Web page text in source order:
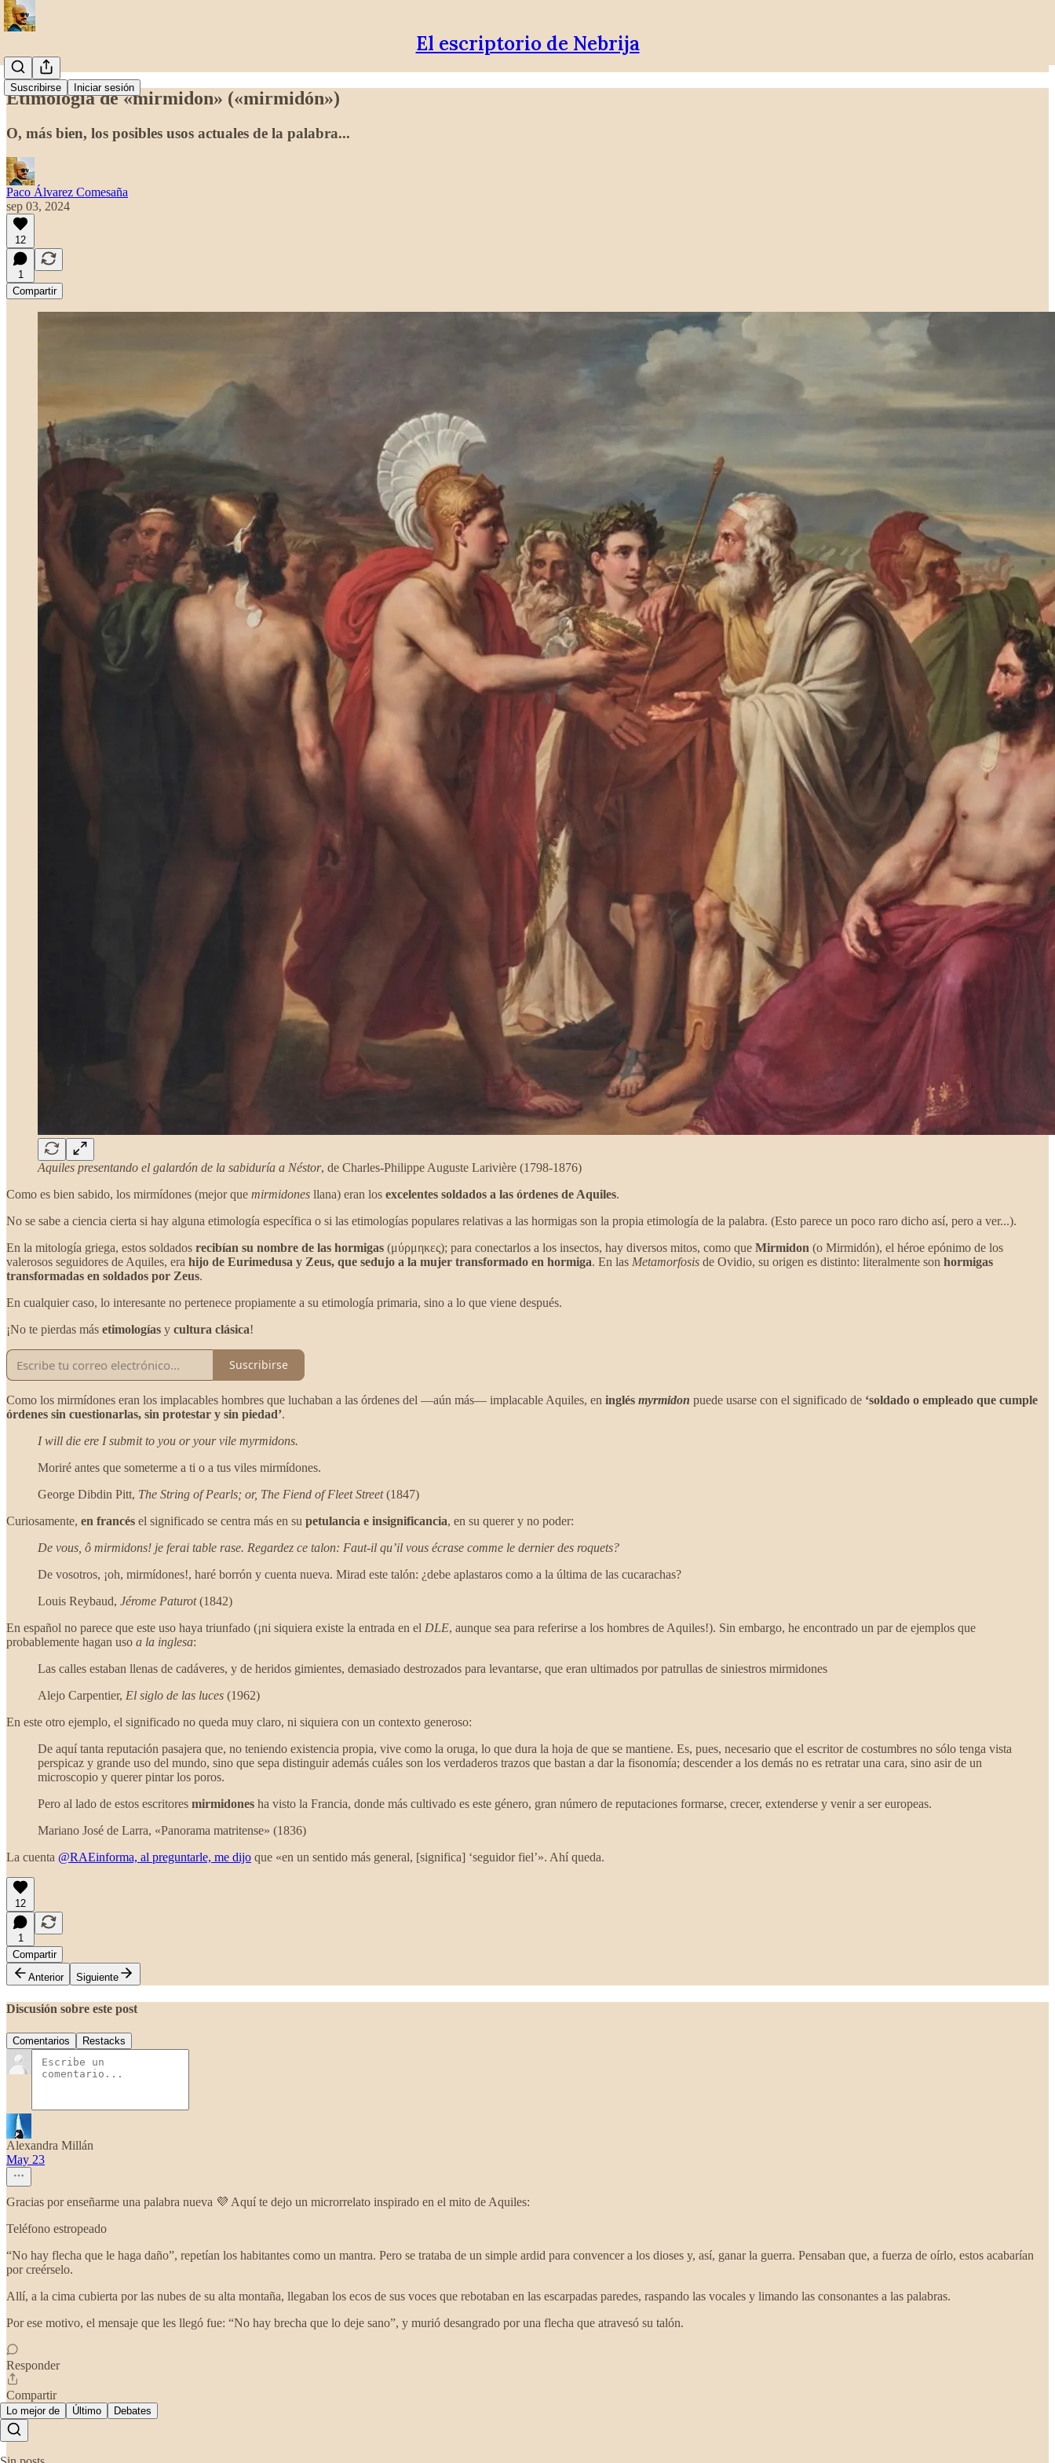
El escriptorio de Nebrija
Suscribirse Iniciar sesión
Etimología de «mirmidon» («mirmidón»)
O, más bien, los posibles usos actuales de la palabra...
Paco Álvarez Comesaña
sep 03, 2024
12
1
Compartir
Aquiles presentando el galardón de la sabiduría a Néstor, de Charles-Philippe Auguste Larivière (1798-1876)
Como es bien sabido, los mirmídones (mejor que mirmidones llana) eran los excelentes soldados a las órdenes de Aquiles.
No se sabe a ciencia cierta si hay alguna etimología específica o si las etimologías populares relativas a las hormigas son la propia etimología de la palabra. (Esto parece un poco raro dicho así, pero a ver...).
En la mitología griega, estos soldados recibían su nombre de las hormigas (μύρμηκες); para conectarlos a los insectos, hay diversos mitos, como que Mirmidon (o Mirmidón), el héroe epónimo de los
valerosos seguidores de Aquiles, era hijo de Eurimedusa y Zeus, que sedujo a la mujer transformado en hormiga. En las Metamorfosis de Ovidio, su origen es distinto: literalmente son hormigas
transformadas en soldados por Zeus.
En cualquier caso, lo interesante no pertenece propiamente a su etimología primaria, sino a lo que viene después.
¡No te pierdas más etimologías y cultura clásica!
Suscribirse
Como los mirmídones eran los implacables hombres que luchaban a las órdenes del —aún más— implacable Aquiles, en inglés myrmidon puede usarse con el significado de ‘soldado o empleado que cumple
órdenes sin cuestionarlas, sin protestar y sin piedad’.
I will die ere I submit to you or your vile myrmidons.
Moriré antes que someterme a ti o a tus viles mirmídones.
George Dibdin Pitt, The String of Pearls; or, The Fiend of Fleet Street(1847)
Curiosamente, en francés el significado se centra más en su petulancia e insignificancia, en su querer y no poder:
De vous, ô mirmidons! je ferai table rase. Regardez ce talon: Faut-il qu’il vous écrase comme le dernier des roquets?
De vosotros, ¡oh, mirmídones!, haré borrón y cuenta nueva. Mirad este talón: ¿debe aplastaros como a la última de las cucarachas?
Louis Reybaud, Jérome Paturot(1842)
En español no parece que este uso haya triunfado (¡ni siquiera existe la entrada en el DLE, aunque sea para referirse a los hombres de Aquiles!). Sin embargo, he encontrado un par de ejemplos que
probablemente hagan uso a la inglesa:
Las calles estaban llenas de cadáveres, y de heridos gimientes, demasiado destrozados para levantarse, que eran ultimados por patrullas de siniestros mirmidones
Alejo Carpentier, El siglo de las luces (1962)
En este otro ejemplo, el significado no queda muy claro, ni siquiera con un contexto generoso:
De aquí tanta reputación pasajera que, no teniendo existencia propia, vive como la oruga, lo que dura la hoja de que se mantiene. Es, pues, necesario que el escritor de costumbres no sólo tenga vista
perspicaz y grande uso del mundo, sino que sepa distinguir además cuáles son los verdaderos trazos que bastan a dar la fisonomía; descender a los demás no es retratar una cara, sino asir de un
microscopio y querer pintar los poros.
Pero al lado de estos escritores mirmidones ha visto la Francia, donde más cultivado es este género, gran número de reputaciones formarse, crecer, extenderse y venir a ser europeas.
Mariano José de Larra, «Panorama matritense» (1836)
La cuenta @RAEinforma, al preguntarle, me dijo que «en un sentido más general, [significa] ‘seguidor fiel’». Ahí queda.
12
1
Compartir
Anterior
Siguiente
Discusión sobre este post
Comentarios Restacks
Alexandra Millán
May 23
Gracias por enseñarme una palabra nueva 💜 Aquí te dejo un microrrelato inspirado en el mito de Aquiles:
Teléfono estropeado
“No hay flecha que le haga daño”, repetían los habitantes como un mantra. Pero se trataba de un simple ardid para convencer a los dioses y, así, ganar la guerra. Pensaban que, a fuerza de oírlo, estos acabarían
por creérselo.
Allí, a la cima cubierta por las nubes de su alta montaña, llegaban los ecos de sus voces que rebotaban en las escarpadas paredes, raspando las vocales y limando las consonantes a las palabras.
Por ese motivo, el mensaje que les llegó fue: “No hay brecha que lo deje sano”, y murió desangrado por una flecha que atravesó su talón.
Responder
Compartir
Lo mejor de Último Debates